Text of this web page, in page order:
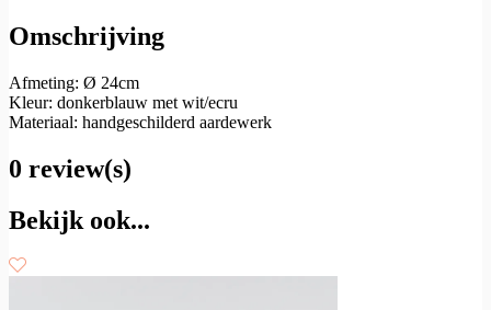
Omschrijving
Afmeting: Ø 24cm
Kleur: donkerblauw met wit/ecru
Materiaal: handgeschilderd aardewerk
0 review(s)
Bekijk ook...